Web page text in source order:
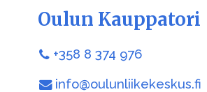
Oulun Kauppatori
+358 8 374 976
info@oulunliikekeskus.fi